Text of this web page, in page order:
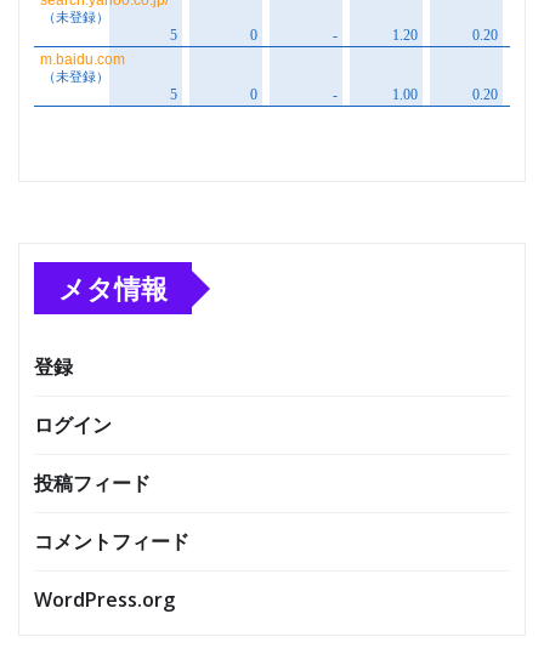
メタ情報
登録
ログイン
投稿フィード
コメントフィード
WordPress.org